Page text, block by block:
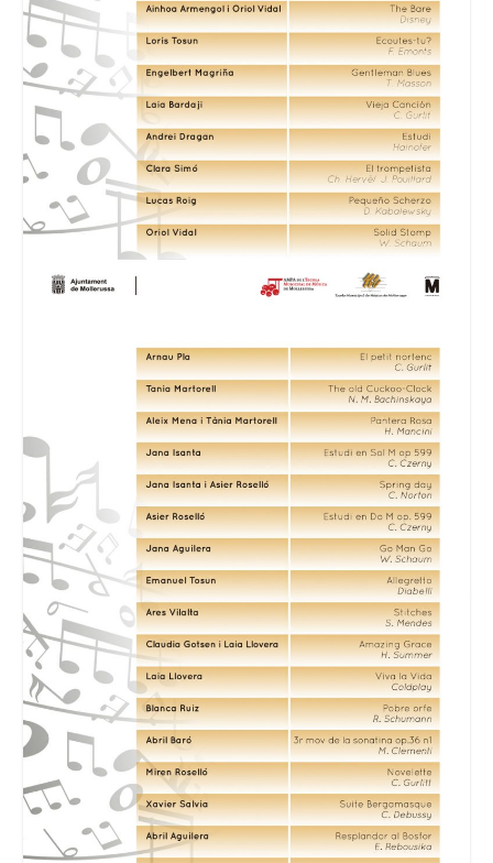
Activitats
Horaris
Horaris curs 2026/2027
Contacta